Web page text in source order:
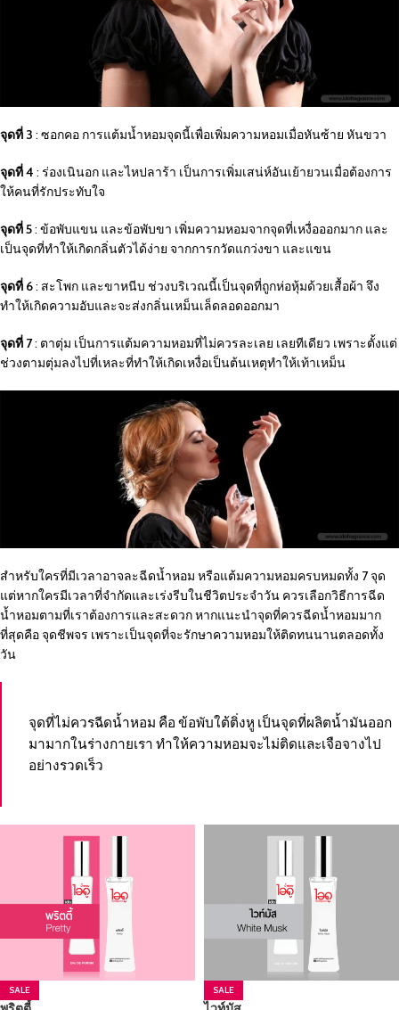
จุดที่ 3 : ซอกคอ การแต้มน้ำหอมจุดนี้เพื่อเพิ่มความหอมเมื่อหันซ้าย หันขวา
จุดที่ 4 : ร่องเนินอก และไหปลาร้า เป็นการเพิ่มเสน่ห์อันเย้ายวนเมื่อต้องการ
ให้คนที่รักประทับใจ
จุดที่ 5: ข้อพับแขน และข้อพับขา เพิ่มความหอมจากจุดที่เหงื่อออกมาก และ
เป็นจุดที่ทำให้เกิดกลิ่นตัวได้ง่าย จากการกวัดแกว่งขา และแขน
จุดที่ 6: สะโพก และขาหนีบ ช่วงบริเวณนี้เป็นจุดที่ถูกห่อหุ้มด้วยเสื้อผ้า จึง
ทำให้เกิดความอับและจะส่งกลิ่นเหม็นเล็ดลอดออกมา
จุดที่ 7: ตาตุ่ม เป็นการแต้มความหอมที่ไม่ควรละเลย เลยทีเดียว เพราะตั้งแต่
ช่วงตามตุ่มลงไปที่เหละที่ทำให้เกิดเหงื่อเป็นต้นเหตุทำให้เท้าเหม็น
สำหรับใครที่มีเวลาอาจละฉีดน้ำหอม หรือแต้มความหอมครบหมดทั้ง 7 จุด
แต่หากใครมีเวลาที่จำกัดและเร่งรีบในชีวิตประจำวัน ควรเลือกวิธีการฉีด
น้ำหอมตามที่เราต้องการและสะดวก หากแนะนำจุดที่ควรฉีดน้ำหอมมาก
ที่สุดคือ จุดชีพจร เพราะเป็นจุดที่จะรักษาความหอมให้ติดทนนานตลอดทั้ง
วัน
จุดที่ไม่ควรฉีดน้ำหอม คือ ข้อพับใต้ติ่งหู เป็นจุดที่ผลิตน้ำมันออก
มามากในร่างกายเรา ทำให้ความหอมจะไม่ติดและเจือจางไป
อย่างรวดเร็ว
SALE SALE